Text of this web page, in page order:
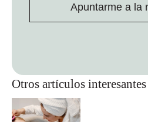
Otros artículos interesantes
Apuntarme a la